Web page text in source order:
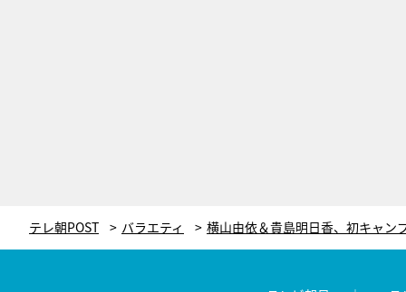
テレ朝POST バラエティ